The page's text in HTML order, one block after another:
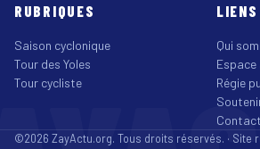
RUBRIQUES
Saison cyclonique
Tour des Yoles
Tour cycliste
Qui
Régie
Contact
©2026 ZayActu.org. Tous droits réservés. · Site